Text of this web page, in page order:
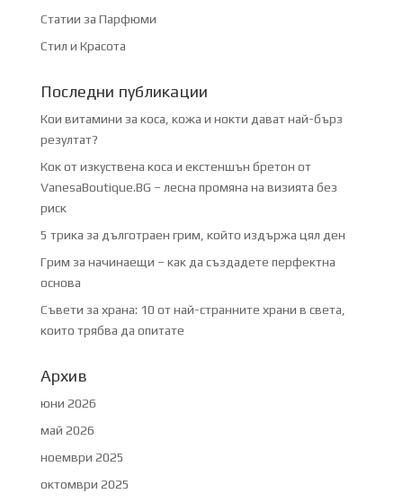
Статии за Парфюми
Стил и Красота
Последни публикации
Кои витамини за коса, кожа и нокти дават най-бърз
резултат?
Кок от изкуствена коса и екстеншън бретон от
VanesaBoutique.BG – лесна промяна на визията без
риск
5 трика за дълготраен грим, който издържа цял ден
Грим за начинаещи – как да създадете перфектна
основа
Съвети за храна: 10 от най-странните храни в света,
които трябва да опитате
Архив
юни 2026
май 2026
ноември 2025
октомври 2025